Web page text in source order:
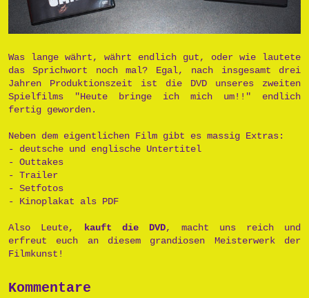
Was lange währt, währt endlich gut, oder wie lautete
das Sprichwort noch mal? Egal, nach insgesamt drei
Jahren Produktionszeit ist die DVD unseres zweiten
Spielfilms "Heute bringe ich mich um!!" endlich
fertig geworden.
Neben dem eigentlichen Film gibt es massig Extras:
- deutsche und englische Untertitel
- Outtakes
- Trailer
- Setfotos
- Kinoplakat als PDF
Also Leute, kauft die DVD, macht uns reich und
erfreut euch an diesem grandiosen Meisterwerk der
Filmkunst!
Kommentare